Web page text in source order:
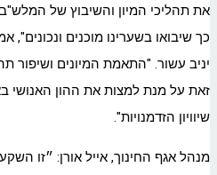
את תהליכי המיון והשיבוץ של
כך שיבואו בשערינו מוכנים
יניב עשור. "התאמת המיונים ושיפור
זאת על מנת למצות את ההון האנושי
שיוויון הזדמנויות".
מנהל אגף החינוך, אייל אורן: ״זו